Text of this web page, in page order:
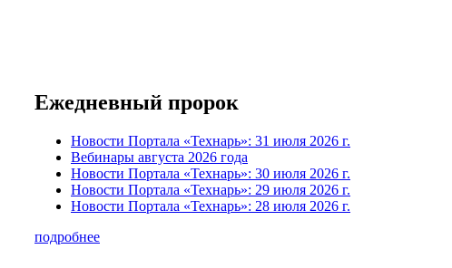
Ежедневный пророк
Новости Портала «Технарь»: 31 июля 2026 г.
Вебинары августа 2026 года
Новости Портала «Технарь»: 30 июля 2026 г.
Новости Портала «Технарь»: 29 июля 2026 г.
Новости Портала «Технарь»: 28 июля 2026 г.
подробнее